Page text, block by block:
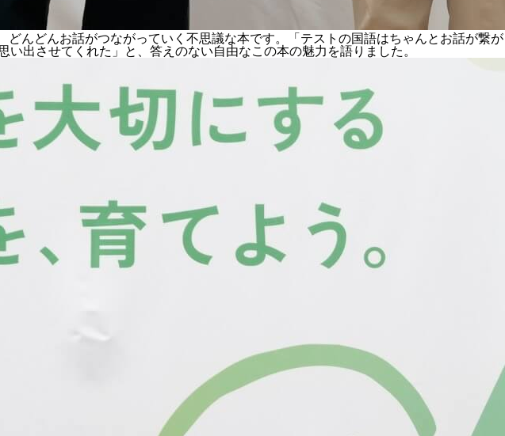
んどんお話がつながっていく不思議な本です。「テストの国語はちゃんとお話が繋が
出させてくれた」と、答えのない自由なこの本の魅力を語りました。